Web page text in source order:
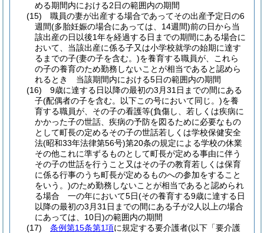
める期間内における2日の範囲内の期間
(15)
職員の妻が出産する場合であってその出産予定日の6
週間(多胎妊娠の場合にあっては、14週間)前の日から当
該出産の日以後1年を経過する日までの期間にある場合に
おいて、当該出産に係る子又は小学校就学の始期に達す
るまでの子(妻の子を含む。)を養育する職員が、これら
の子の養育のため勤務しないことが相当であると認めら
れるとき 当該期間内における5日の範囲内の期間
(16)
9歳に達する日以降の最初の3月31日までの間にある
子(配偶者の子を含む。以下この号において同じ。)を養
育する職員が、その子の看護等(負傷し、若しくは疾病に
かかった子の世話、疾病の予防を図るために必要なもの
として町長の定めるその子の世話若しくは学校保健安全
法(昭和33年法律第56号)第20条の規定による学校の休業
その他これに準ずるものとして町長が定める事由に伴う
その子の世話を行うこと又はその子の教育若しくは保育
に係る行事のうち町長が定めるものへの参加をすること
をいう。)のため勤務しないことが相当であると認められ
る場合 一の年において5日(その養育する9歳に達する日
以降の最初の3月31日までの間にある子が2人以上の場合
にあっては、10日)の範囲内の期間
(17)
条例第15条第1項に規定する要介護者(以下「要介護